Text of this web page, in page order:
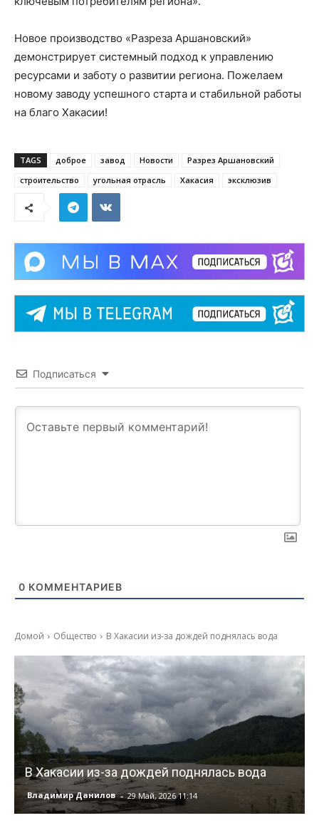
Новое производство «Разреза Аршановский»
демонстрирует системный подход к управлению
ресурсами и заботу о развитии региона. Пожелаем
новому заводу успешного старта и стабильной работы
на благо Хакасии!
TAGS доброе завод Новости
Разрез Аршановский
строительство
угольная отрасль Хакасия эксклюзив
Подписаться
0 КОММЕНТАРИЕВ